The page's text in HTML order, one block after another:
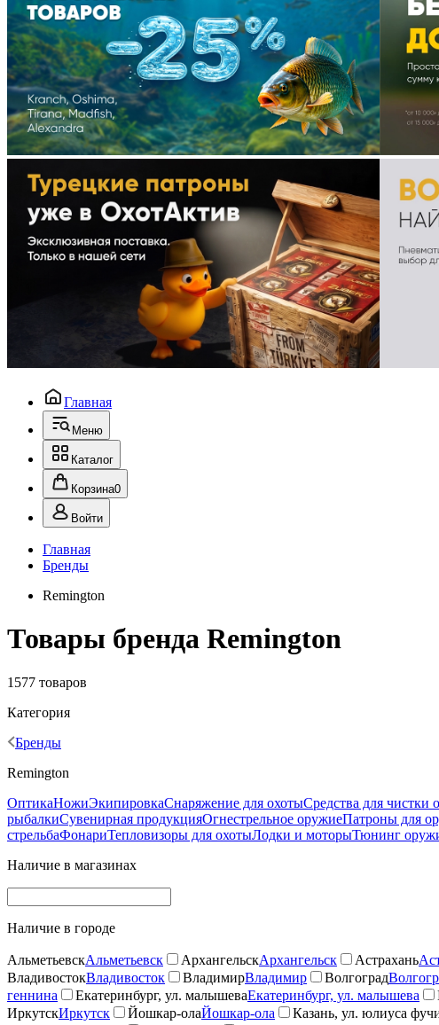
Главная
Меню
Каталог
Корзина0
Войти
Главная
Бренды
Remington
Товары бренда Remington
1577 товаров
Категория
Бренды
Remington
ОптикаНожиЭкипировкаСнаряжение для охотыСредства для чистки
рыбалкиСувенирная продукцияОгнестрельное оружиеПатроны для
стрельбаФонариТепловизоры для охотыЛодки и моторыТюнинг
Наличие в магазинах
Наличие в городе
АльметьевскАльметьевск АрхангельскАрхангельск Астрахань
ВладивостокВладивосток ВладимирВладимир Волгоград
геннина
Екатеринбург, ул. малышеваЕкатеринбург, ул. малышева
ИркутскИркутск Йошкар-олаЙошкар-ола Казань, ул. юлиуса